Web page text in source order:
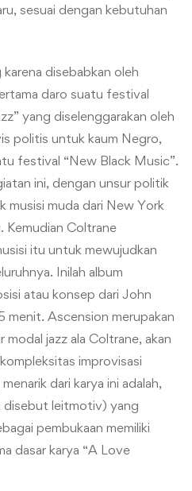
sesuai dengan kebutuhan
disebabkan oleh
daro suatu festival
yang diselenggarakan oleh
politis untuk kaum Negro,
festival “New Black Music”.
ini, dengan unsur politik
musisi muda dari New York
Kemudian Coltrane
itu untuk mewujudkan
Inilah album
atau konsep dari John
menit. Ascension merupakan
modal jazz ala Coltrane, akan
improvisasi
dari karya ini adalah,
disebut leitmotiv) yang
pembukaan memiliki
dasar karya “A Love